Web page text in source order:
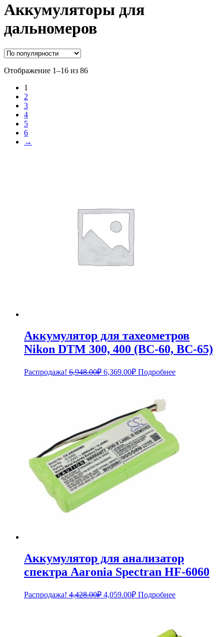
Аккумуляторы для
дальномеров
Отображение 1–16 из 86Сортировка:
1
2
3
4
5
6
→
Аккумулятор для тахеометров
Nikon DTM 300, 400 (BC-60, BC-65)
Распродажа! 6,948.00₽ Первоначальная
6,369.00₽Текущая
цена:
Подробнее
Аккумулятор для анализатор
спектра Aaronia Spectran HF-6060
Распродажа! 4,428.00₽ Первоначальная
4,059.00₽Текущая
цена:
Подробнее